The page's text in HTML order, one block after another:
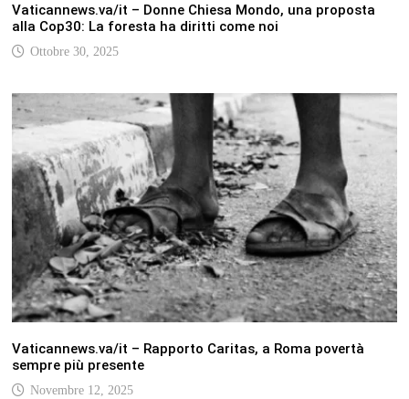
Vaticannews.va/it – Donne Chiesa Mondo, una proposta
alla Cop30: La foresta ha diritti come noi
Ottobre 30, 2025
Vaticannews.va/it – Rapporto Caritas, a Roma povertà
sempre più presente
Novembre 12, 2025